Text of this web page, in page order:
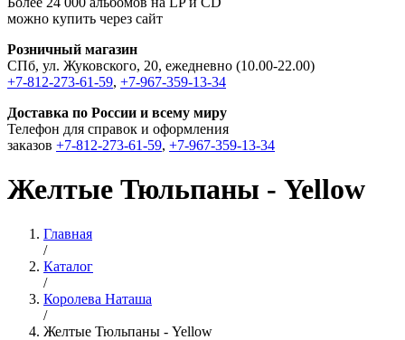
можно купить через сайт
Розничный магазин
СПб, ул. Жуковского, 20, ежедневно (10.00-22.00)
+7-812-273-61-59, +7-967-359-13-34
Доставка по России и всему миру
Телефон для справок и оформления
заказов +7-812-273-61-59, +7-967-359-13-34
Желтые Тюльпаны - Yellow
Главная
/
Каталог
/
Королева Наташа
/
Желтые Тюльпаны - Yellow